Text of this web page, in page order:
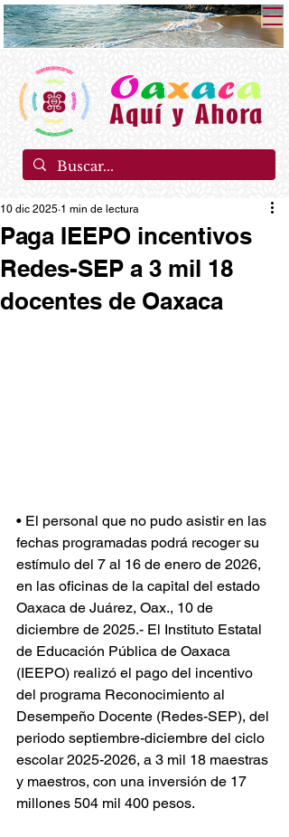
Paga IEEPO incentivos
Redes-SEP a 3 mil 18
docentes de Oaxaca
10 dic 2025 1 min de lectura
• El personal que no pudo asistir en las
fechas programadas podrá recoger su
estímulo del 7 al 16 de enero de 2026,
en las oficinas de la capital del estado
Oaxaca de Juárez, Oax., 10 de
diciembre de 2025.- El Instituto Estatal
de Educación Pública de Oaxaca
(IEEPO) realizó el pago del incentivo
del programa Reconocimiento al
Desempeño Docente (Redes-SEP), del
periodo septiembre-diciembre del ciclo
escolar 2025-2026, a 3 mil 18 maestras
y maestros, con una inversión de 17
millones 504 mil 400 pesos.